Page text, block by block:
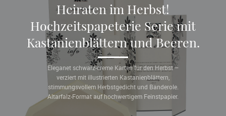
Heiraten im Herbst!
Hochzeitspapeterie Serie mit
Kastanienblättern und Beeren.
Eleganet schwarz-creme Karten für den Herbst –
verziert mit illustrierten Kastanienblättern,
stimmungsvollem Herbstgedicht und Banderole.
Altarfalz-Format auf hochwertigem Feinstpapier.